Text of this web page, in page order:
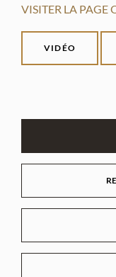
VISITER LA PAGE
VIDÉO